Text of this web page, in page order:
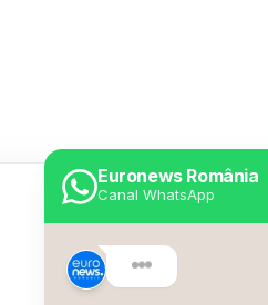
Euronews România
Canal WhatsApp
Despre Euronews